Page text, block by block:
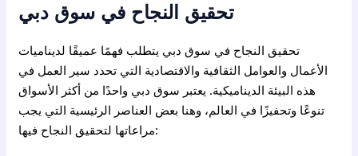
تحقيق النجاح في سوق دبي
تحقيق النجاح في سوق دبي يتطلب فهمًا عميقًا لديناميات
الأعمال والعوامل الثقافية والاقتصادية التي تحدد سير العمل في
هذه البيئة الديناميكية. يعتبر سوق دبي واحدًا من أكثر الأسواق
تنوعًا وتحفيزًا في العالم، وهنا بعض العناصر الرئيسية التي يجب
مراعاتها لتحقيق النجاح فيها: